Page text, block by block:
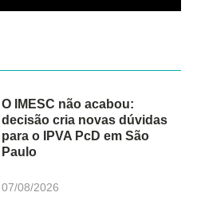
O IMESC não acabou:
decisão cria novas dúvidas
para o IPVA PcD em São
Paulo
07/08/2026